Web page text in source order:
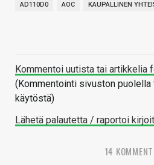
AD110D0 AOC KAUPALLINEN
Kommentoi uutista tai artikkelia
(Kommentointi sivuston
käytöstä)
Lähetä palautetta / raportoi
14